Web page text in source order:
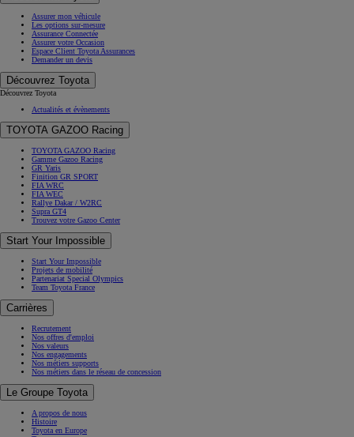
Assurer mon véhicule
Les options sur-mesure
Assurance Connectée
Assurer votre Occasion
Espace Client Toyota Assurances
Demander un devis
Découvrez Toyota
Découvrez Toyota
Actualités et évènements
TOYOTA GAZOO Racing
TOYOTA GAZOO Racing
Gamme Gazoo Racing
GR Yaris
Finition GR SPORT
FIA WRC
FIA WEC
Rallye Dakar / W2RC
Supra GT4
Trouvez votre Gazoo Center
Start Your Impossible
Start Your Impossible
Projets de mobilité
Partenariat Special Olympics
Team Toyota France
Carrières
Recrutement
Nos offres d'emploi
Nos valeurs
Nos engagements
Nos métiers supports
Nos métiers dans le réseau de concession
Le Groupe Toyota
A propos de nous
Histoire
Toyota en Europe